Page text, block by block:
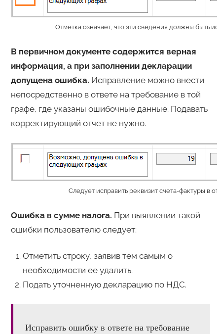
Отметка означает, что эти сведения должны быть
В первичном документе содержится верная
информация, а при заполнении декларации
допущена ошибка. Исправление можно внести
непосредственно в ответе на требование в той
графе, где указаны ошибочные данные. Подавать
корректирующий отчет не нужно.
Следует исправить реквизит счета-фактуры в
Ошибка в сумме налога. При выявлении такой
ошибки пользователю следует:
Отметить строку, заявив тем самым о
необходимости ее удалить.
Подать уточненную декларацию по НДС.
Исправить ошибку в ответе на требование